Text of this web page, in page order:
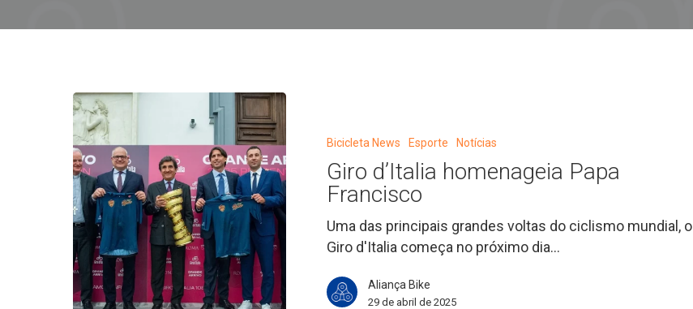
homenageia
Francisco
Bicicleta News Esporte Notícias
Giro d’Italia homenageia Papa
Francisco
Uma das principais grandes voltas do ciclismo mundial, o
Giro d'Italia começa no próximo dia…
Aliança Bike
29 de abril de 2025